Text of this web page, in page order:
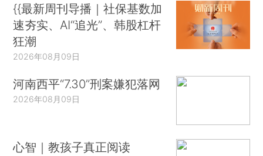
{{最新周刊导播｜社保基数加
速夯实、AI“追光”、韩股杠杆
狂潮
2026年08月09日
河南西平“7.30”刑案嫌犯落网
2026年08月09日
心智｜教孩子真正阅读